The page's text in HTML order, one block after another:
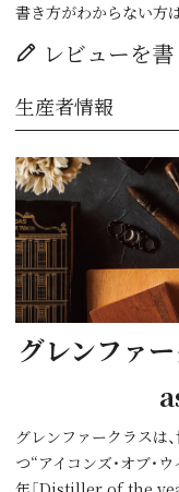
書き方がわからない方
レビューを書
生産者情報
グレンファ
グレンファークラスは
つ“アイコンズ・オブ・